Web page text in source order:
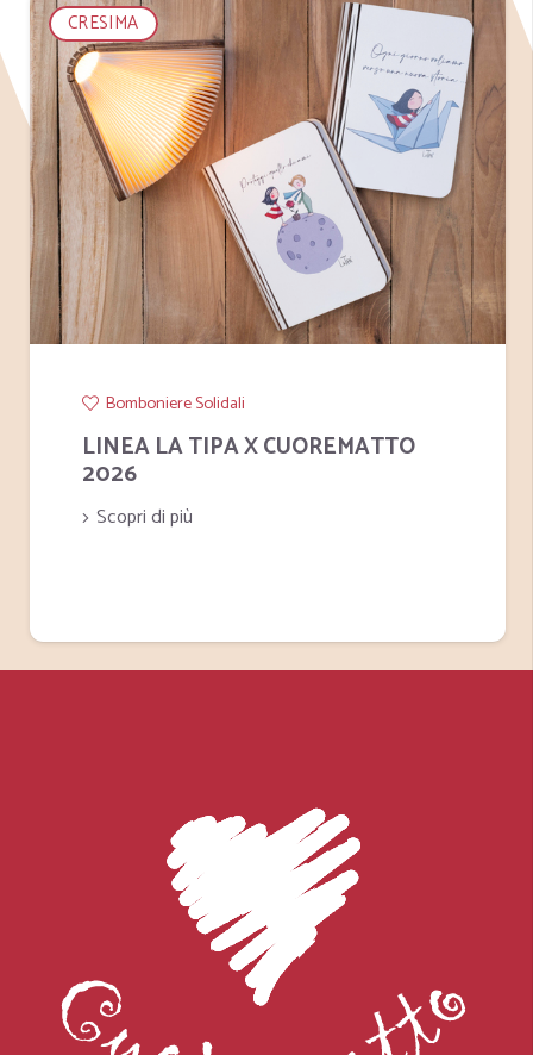
CRESIMA
Bomboniere Solidali
LINEA LA TIPA X CUOREMATTO
2026
Scopri di più